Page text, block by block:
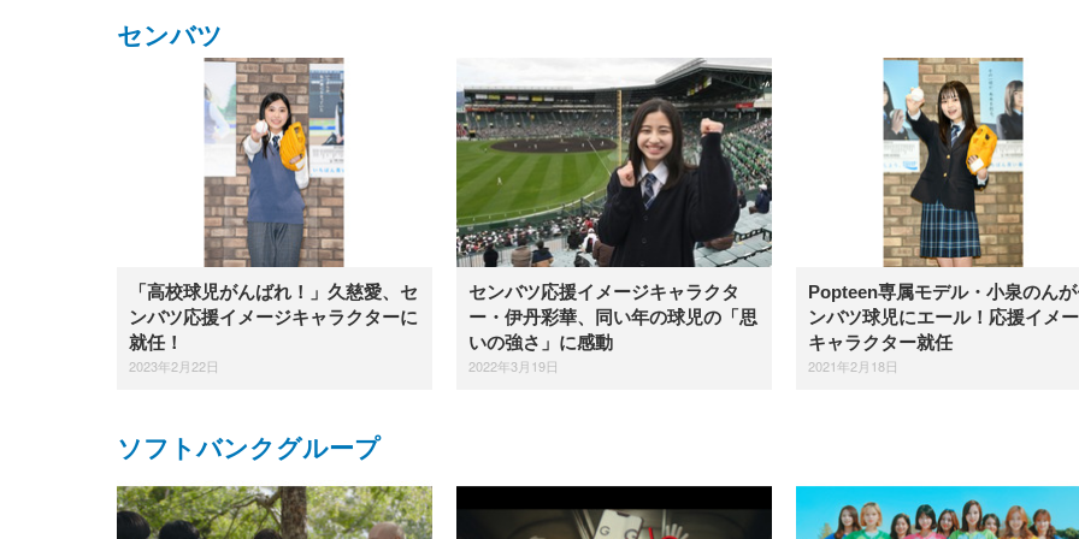
センバツ
「高校球児がんばれ！」久慈愛、セ
ンバツ応援イメージキャラクターに
就任！
2023年2月22日
センバツ応援イメージキャラクタ
ー・伊丹彩華、同い年の球児の「思
いの強さ」に感動
2022年3月19日
Popteen専属モデル・小泉のん
ンバツ球児にエール！応援イメ
キャラクター就任
2021年2月18日
ソフトバンクグループ